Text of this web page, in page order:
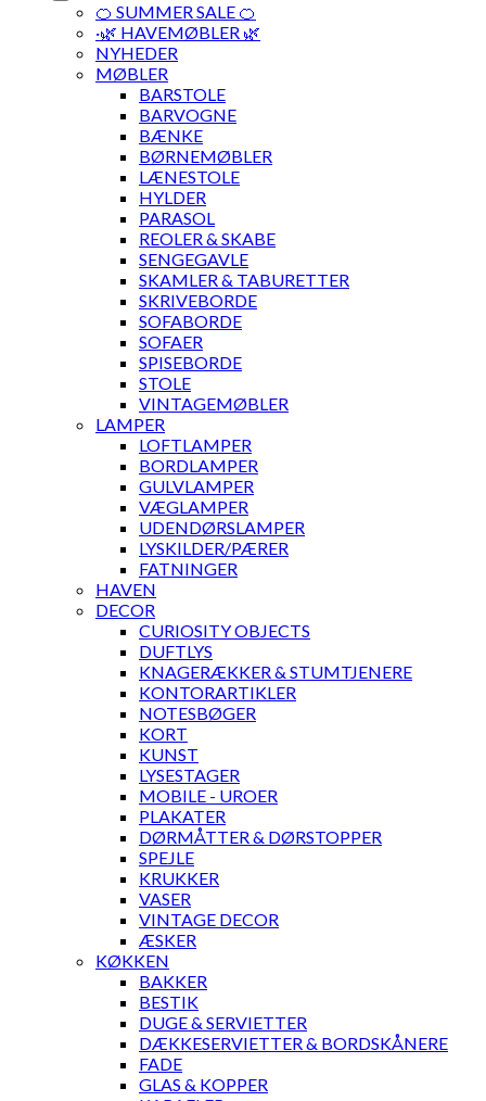
🍊 SUMMER SALE 🍊
·🌿 HAVEMØBLER 🌿
NYHEDER
MØBLER
BARSTOLE
BARVOGNE
BÆNKE
BØRNEMØBLER
LÆNESTOLE
HYLDER
PARASOL
REOLER & SKABE
SENGEGAVLE
SKAMLER & TABURETTER
SKRIVEBORDE
SOFABORDE
SOFAER
SPISEBORDE
STOLE
VINTAGEMØBLER
LAMPER
LOFTLAMPER
BORDLAMPER
GULVLAMPER
VÆGLAMPER
UDENDØRSLAMPER
LYSKILDER/PÆRER
FATNINGER
HAVEN
DECOR
CURIOSITY OBJECTS
DUFTLYS
KNAGERÆKKER & STUMTJENERE
KONTORARTIKLER
NOTESBØGER
KORT
KUNST
LYSESTAGER
MOBILE - UROER
PLAKATER
DØRMÅTTER & DØRSTOPPER
SPEJLE
KRUKKER
VASER
VINTAGE DECOR
ÆSKER
KØKKEN
BAKKER
BESTIK
DUGE & SERVIETTER
DÆKKESERVIETTER & BORDSKÅNERE
FADE
GLAS & KOPPER